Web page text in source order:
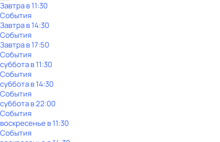
Завтра в 11:30
События
Завтра в 14:30
События
Завтра в 17:50
События
субботав11:30
События
субботав14:30
События
субботав22:00
События
воскресенье в11:30
События